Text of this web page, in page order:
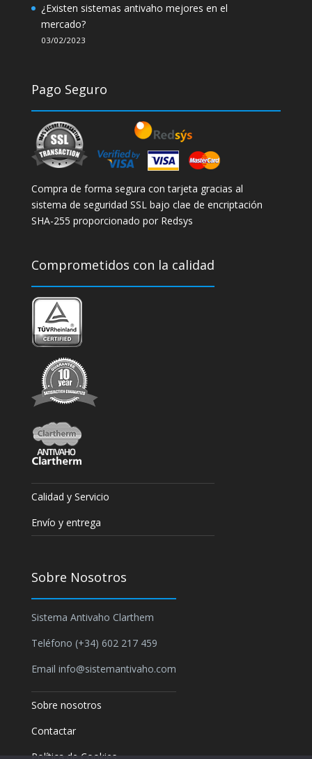
¿Existen sistemas antivaho mejores en el
mercado?
03/02/2023
Pago Seguro
Compra de forma segura con tarjeta gracias al
sistema de seguridad SSL bajo clae de encriptación
SHA-255 proporcionado por Redsys
Comprometidos con la calidad
Calidad y Servicio
Envío y entrega
Sobre Nosotros
Sistema Antivaho Clarthem
Teléfono (+34) 602 217 459
Email info@sistemantivaho.com
Sobre nosotros
Contactar